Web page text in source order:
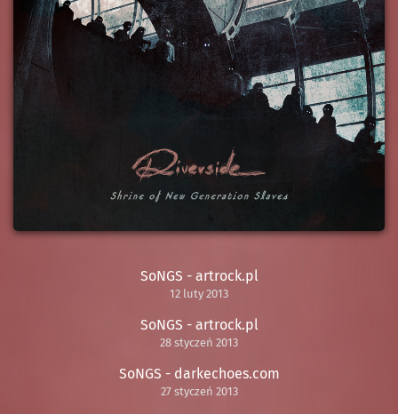
SoNGS - artrock.pl
12 luty 2013
SoNGS - artrock.pl
28 styczeń 2013
SoNGS - darkechoes.com
27 styczeń 2013